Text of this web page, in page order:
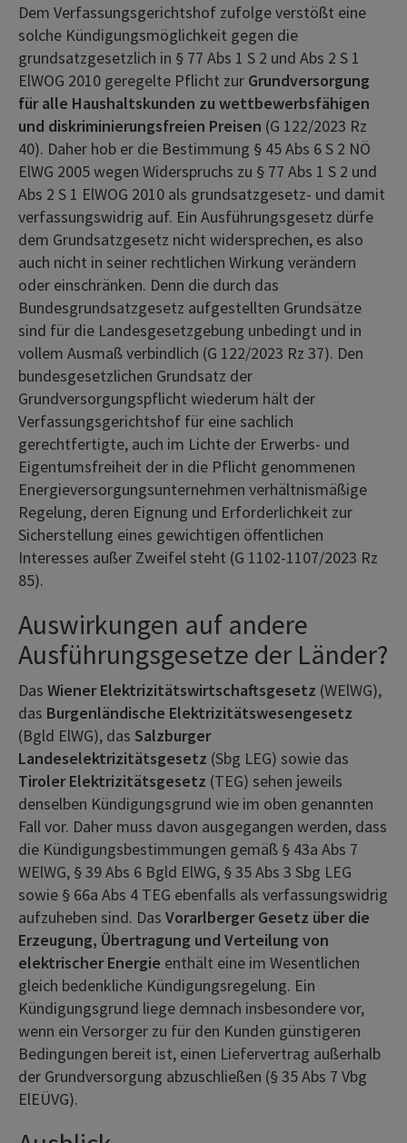
Dem Verfassungsgerichtshof zufolge verstößt eine
solche Kündigungsmöglichkeit gegen die
grundsatzgesetzlich in § 77 Abs 1 S 2 und Abs 2 S 1
ElWOG 2010 geregelte Pflicht zur Grundversorgung
für alle Haushaltskunden zu wettbewerbsfähigen
und diskriminierungsfreien Preisen (G 122/2023 Rz
40). Daher hob er die Bestimmung § 45 Abs 6 S 2 NÖ
ElWG 2005 wegen Widerspruchs zu § 77 Abs 1 S 2 und
Abs 2 S 1 ElWOG 2010 als grundsatzgesetz- und damit
verfassungswidrig auf. Ein Ausführungsgesetz dürfe
dem Grundsatzgesetz nicht widersprechen, es also
auch nicht in seiner rechtlichen Wirkung verändern
oder einschränken. Denn die durch das
Bundesgrundsatzgesetz aufgestellten Grundsätze
sind für die Landesgesetzgebung unbedingt und in
vollem Ausmaß verbindlich (G 122/2023 Rz 37). Den
bundesgesetzlichen Grundsatz der
Grundversorgungspflicht wiederum hält der
Verfassungsgerichtshof für eine sachlich
gerechtfertigte, auch im Lichte der Erwerbs- und
Eigentumsfreiheit der in die Pflicht genommenen
Energieversorgungsunternehmen verhältnismäßige
Regelung, deren Eignung und Erforderlichkeit zur
Sicherstellung eines gewichtigen öffentlichen
Interesses außer Zweifel steht (G 1102-1107/2023 Rz
85).
Auswirkungen auf andere
Ausführungsgesetze der Länder?
Das Wiener Elektrizitätswirtschaftsgesetz (WElWG),
das Burgenländische Elektrizitätswesengesetz
(Bgld ElWG), das Salzburger
Landeselektrizitätsgesetz (Sbg LEG) sowie das
Tiroler Elektrizitätsgesetz (TEG) sehen jeweils
denselben Kündigungsgrund wie im oben genannten
Fall vor. Daher muss davon ausgegangen werden, dass
die Kündigungsbestimmungen gemäß § 43a Abs 7
WElWG, § 39 Abs 6 Bgld ElWG, § 35 Abs 3 Sbg LEG
sowie § 66a Abs 4 TEG ebenfalls als verfassungswidrig
aufzuheben sind. Das Vorarlberger Gesetz über die
Erzeugung, Übertragung und Verteilung von
elektrischer Energie enthält eine im Wesentlichen
gleich bedenkliche Kündigungsregelung. Ein
Kündigungsgrund liege demnach insbesondere vor,
wenn ein Versorger zu für den Kunden günstigeren
Bedingungen bereit ist, einen Liefervertrag außerhalb
der Grundversorgung abzuschließen (§ 35 Abs 7 Vbg
ElEÜVG).